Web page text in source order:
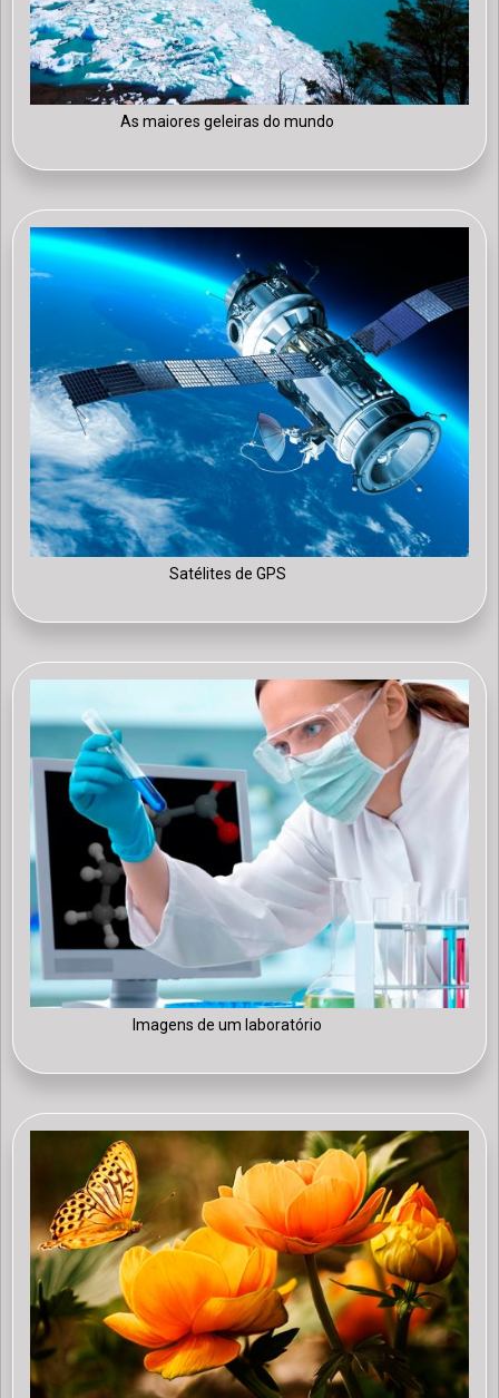
As maiores geleiras do mundo
Satélites de GPS
Imagens de um laboratório